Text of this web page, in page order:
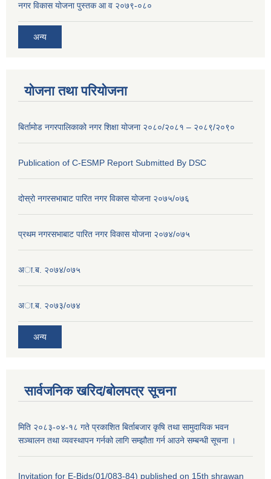
नगर विकास योजना पुस्तक आ व २०७९-०८०
अन्य
योजना तथा परियोजना
बिर्तामोड नगरपालिकाको नगर शिक्षा योजना २०८०/२०८१ – २०८९/२०९०
Publication of C-ESMP Report Submitted By DSC
दोस्रो नगरसभाबाट पारित नगर विकास योजना २०७५/०७६
प्रथम नगरसभाबाट पारित नगर विकास योजना २०७४/०७५
अा.ब. २०७४/०७५
अा.ब. २०७३/०७४
अन्य
सार्वजनिक खरिद/बोलपत्र सूचना
मिति २०८३-०४-१८ गते प्रकाशित बिर्ताबजार कृषि तथा सामुदायिक भवन
सञ्चालन तथा व्यवस्थापन गर्नको लागि सम्झौता गर्न आउने सम्बन्धी सूचना ।
Invitation for E-Bids(01/083-84) published on 15th shrawan